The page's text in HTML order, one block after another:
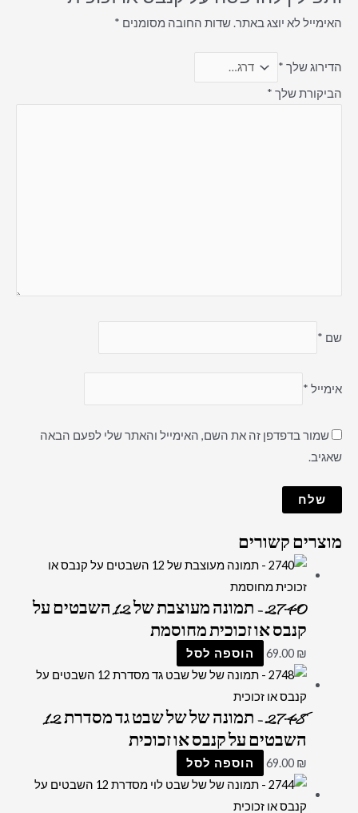
האימייל לא יוצג באתר.שדות החובה מסומנים *
הדירוג שלך *
הביקורת שלך *
שם *
אימייל *
שמור בדפדפן זה את השם, האימייל והאתר שלי לפעם הבאה
שאגיב.
מוצרים קשורים
2740 – תמונה מעוצבת של 12 השבטים על
קנבס או זכוכית מחוסמת
69.00 ₪ הוספה לסל
2748 – תמונה של של שבט גד מסדרת 12
השבטים על קנבס או זכוכית
69.00 ₪ הוספה לסל